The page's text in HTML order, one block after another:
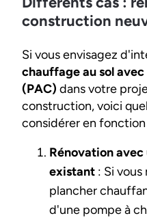
construction
Si vous envisagez
chauffage au sol
(PAC) dans votre
construction, voici
considérer en
Rénovation
existant : Si
plancher
d'une pompe à